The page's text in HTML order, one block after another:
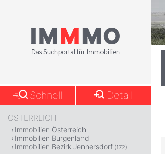
Schnell Detail
ÖSTERREICH
Immobilien Österreich
Immobilien Burgenland
Immobilien Bezirk Jennersdorf (172)